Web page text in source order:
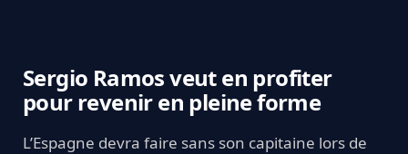
Sergio Ramos veut en profiter
pour revenir en pleine forme
L’Espagne devra faire sans son capitaine lors de